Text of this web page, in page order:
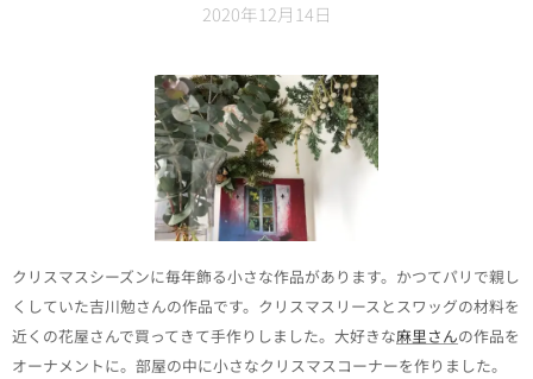
2020年12月14日
クリスマスシーズンに毎年飾る小さな作品があります。かつてパリで親し
くしていた吉川勉さんの作品です。クリスマスリースとスワッグの材料を
近くの花屋さんで買ってきて手作りしました。大好きな麻里さんの作品を
オーナメントに。部屋の中に小さなクリスマスコーナーを作りました。